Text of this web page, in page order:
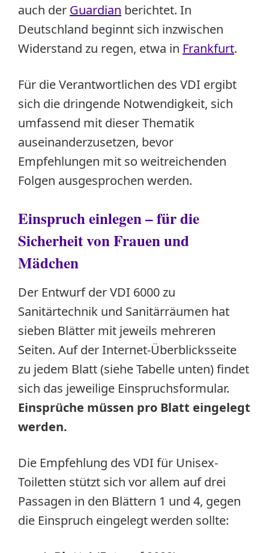
auch der Guardian berichtet. In
Deutschland beginnt sich inzwischen
Widerstand zu regen, etwa in Frankfurt.
Für die Verantwortlichen des VDI ergibt
sich die dringende Notwendigkeit, sich
umfassend mit dieser Thematik
auseinanderzusetzen, bevor
Empfehlungen mit so weitreichenden
Folgen ausgesprochen werden.
Einspruch einlegen – für die
Sicherheit von Frauen und
Mädchen
Der Entwurf der VDI 6000 zu
Sanitärtechnik und Sanitärräumen hat
sieben Blätter mit jeweils mehreren
Seiten. Auf der Internet-Überblicksseite
zu jedem Blatt (siehe Tabelle unten) findet
sich das jeweilige Einspruchsformular.
Einsprüche müssen pro Blatt eingelegt
werden.
Die Empfehlung des VDI für Unisex-
Toiletten stützt sich vor allem auf drei
Passagen in den Blättern 1 und 4, gegen
die Einspruch eingelegt werden sollte: